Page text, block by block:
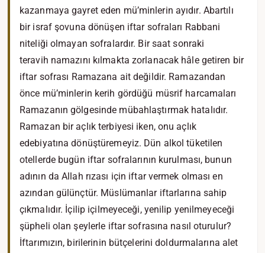
kazanmaya gayret eden mü’minlerin ayıdır. Abartılı
bir israf şovuna dönüşen iftar sofraları Rabbani
niteliği olmayan sofralardır. Bir saat sonraki
teravih namazını kılmakta zorlanacak hâle getiren bir
iftar sofrası Ramazana ait değildir. Ramazandan
önce mü’minlerin kerih gördüğü müsrif harcamaları
Ramazanın gölgesinde mübahlaştırmak hatalıdır.
Ramazan bir açlık terbiyesi iken, onu açlık
edebiyatına dönüştüremeyiz. Dün alkol tüketilen
otellerde bugün iftar sofralarının kurulması, bunun
adının da Allah rızası için iftar vermek olması en
azından gülünçtür. Müslümanlar iftarlarına sahip
çıkmalıdır. İçilip içilmeyeceği, yenilip yenilmeyeceği
şüpheli olan şeylerle iftar sofrasına nasıl oturulur?
İftarımızın, birilerinin bütçelerini doldurmalarına alet